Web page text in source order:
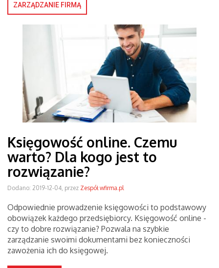
ZARZĄDZANIE FIRMĄ
Księgowość online. Czemu
warto? Dla kogo jest to
rozwiązanie?
Dodano: 2019-12-04, przez Zespół wfirma.pl
Odpowiednie prowadzenie księgowości to podstawowy
obowiązek każdego przedsiębiorcy. Księgowość online -
czy to dobre rozwiązanie? Pozwala na szybkie
zarządzanie swoimi dokumentami bez konieczności
zawożenia ich do księgowej.